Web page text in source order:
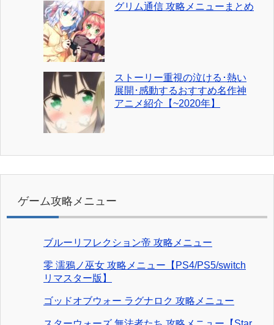
グリム通信 攻略メニューまとめ
ストーリー重視の泣ける･熱い
展開･感動するおすすめ名作神
アニメ紹介【~2020年】
ゲーム攻略メニュー
ブルーリフレクション帝 攻略メニュー
零 濡鴉ノ巫女 攻略メニュー【PS4/PS5/switch
リマスター版】
ゴッドオブウォー ラグナロク 攻略メニュー